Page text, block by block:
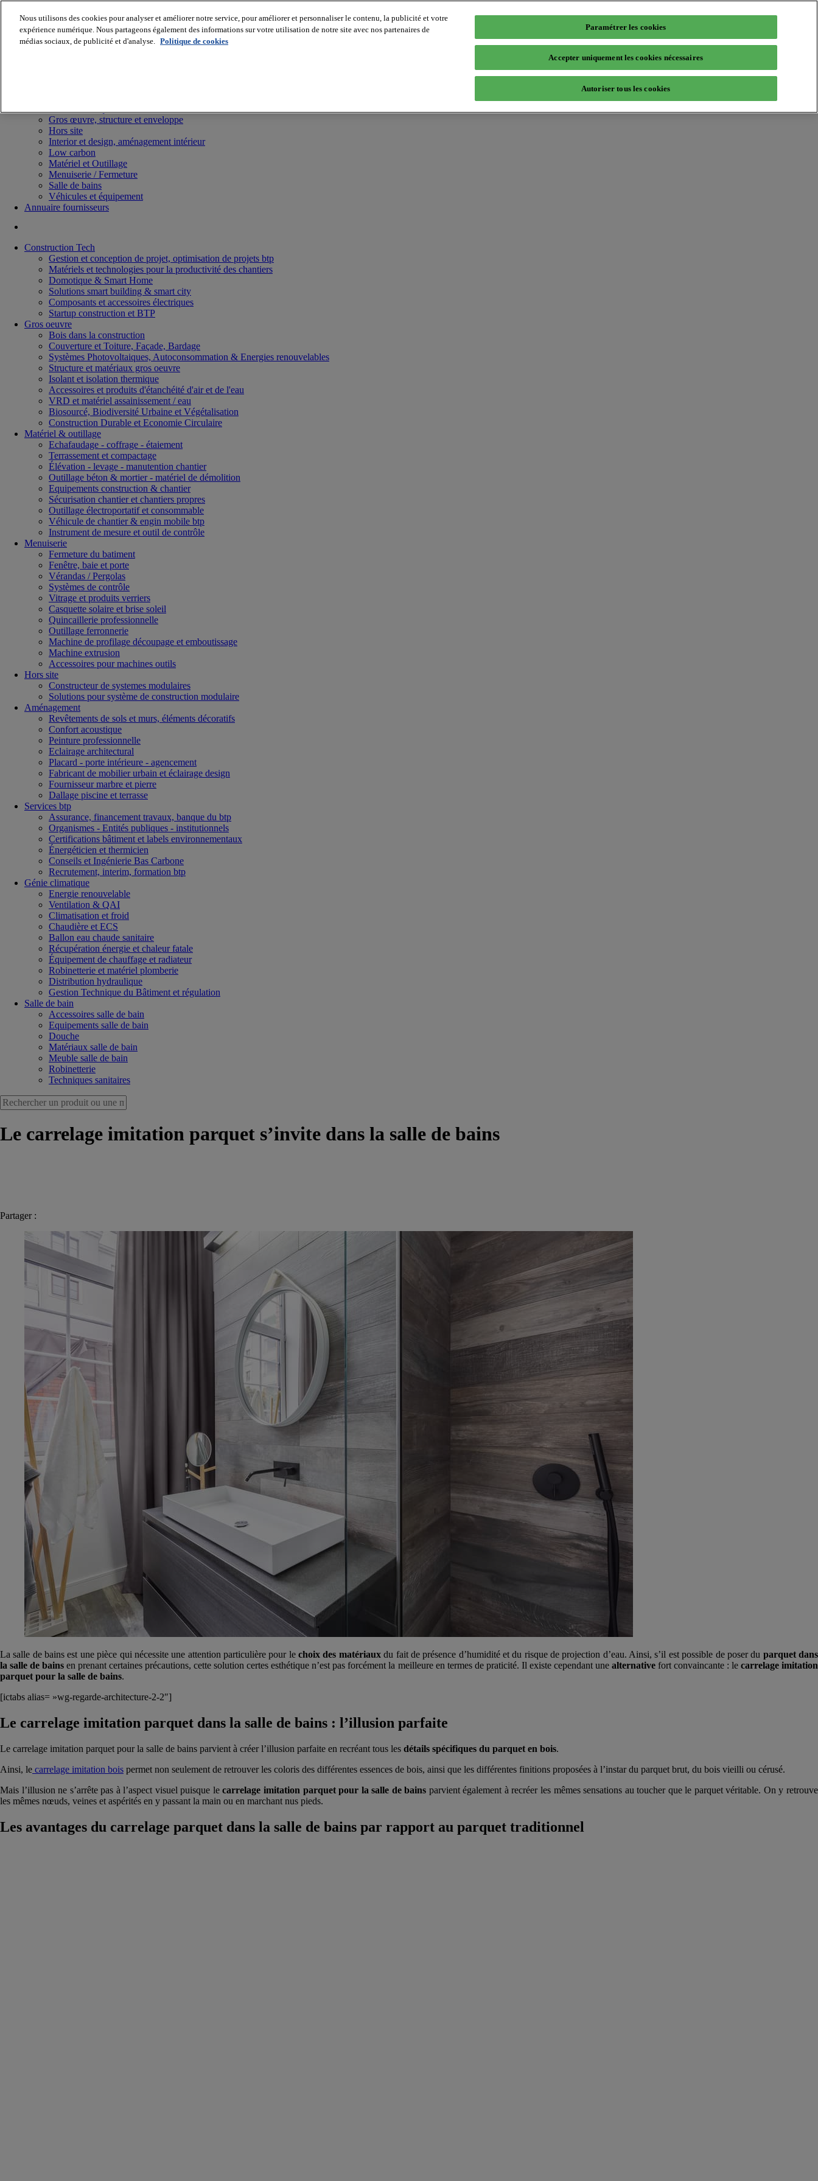
Gros œuvre, structure et enveloppe
Hors site
Interior et design, aménagement intérieur
Low carbon
Matériel et Outillage
Menuiserie / Fermeture
Salle de bains
Véhicules et équipement
Annuaire fournisseurs
Construction Tech
Gestion et conception de projet, optimisation de projets btp
Matériels et technologies pour la productivité des chantiers
Domotique & Smart Home
Solutions smart building & smart city
Composants et accessoires électriques
Startup construction et BTP
Gros oeuvre
Bois dans la construction
Couverture et Toiture, Façade, Bardage
Systèmes Photovoltaiques, Autoconsommation & Energies renouvelables
Structure et matériaux gros oeuvre
Isolant et isolation thermique
Accessoires et produits d'étanchéité d'air et de l'eau
VRD et matériel assainissement / eau
Biosourcé, Biodiversité Urbaine et Végétalisation
Construction Durable et Economie Circulaire
Matériel & outillage
Echafaudage - coffrage - étaiement
Terrassement et compactage
Élévation - levage - manutention chantier
Outillage béton & mortier - matériel de démolition
Equipements construction & chantier
Sécurisation chantier et chantiers propres
Outillage électroportatif et consommable
Véhicule de chantier & engin mobile btp
Instrument de mesure et outil de contrôle
Menuiserie
Fermeture du batiment
Fenêtre, baie et porte
Vérandas / Pergolas
Systèmes de contrôle
Vitrage et produits verriers
Casquette solaire et brise soleil
Quincaillerie professionnelle
Outillage ferronnerie
Machine de profilage découpage et emboutissage
Machine extrusion
Accessoires pour machines outils
Hors site
Constructeur de systemes modulaires
Solutions pour système de construction modulaire
Aménagement
Revêtements de sols et murs, éléments décoratifs
Confort acoustique
Peinture professionnelle
Eclairage architectural
Placard - porte intérieure - agencement
Fabricant de mobilier urbain et éclairage design
Fournisseur marbre et pierre
Dallage piscine et terrasse
Services btp
Assurance, financement travaux, banque du btp
Organismes - Entités publiques - institutionnels
Certifications bâtiment et labels environnementaux
Énergéticien et thermicien
Conseils et Ingénierie Bas Carbone
Recrutement, interim, formation btp
Génie climatique
Energie renouvelable
Ventilation & QAI
Climatisation et froid
Chaudière et ECS
Ballon eau chaude sanitaire
Récupération énergie et chaleur fatale
Équipement de chauffage et radiateur
Robinetterie et matériel plomberie
Distribution hydraulique
Gestion Technique du Bâtiment et régulation
Salle de bain
Accessoires salle de bain
Equipements salle de bain
Douche
Matériaux salle de bain
Meuble salle de bain
Robinetterie
Techniques sanitaires
Le carrelage imitation parquet s’invite dans la salle de bains
Partager :
La salle de bains est une pièce qui nécessite une attention particulière pour lechoix des matériauxdu fait de présence d’humidité et du risque de projection d’eau. Ainsi, s’il est possible de poser du parquet dans
la salle de bains en prenant certaines précautions, cette solution certes esthétique n’est pas forcément la meilleure en termes de praticité. Il existe cependant unealternativefort convaincante : lecarrelage imitation
parquet pour la salle de bains.
[ictabs alias= »wg-regarde-architecture-2-2″]
Le carrelage imitation parquet dans la salle de bains : l’illusion parfaite
Le carrelage imitation parquet pour la salle de bains parvient à créer l’illusion parfaite en recréant tous les détails spécifiques du parquet en bois.
Ainsi, le carrelage imitation bois permet non seulement de retrouver les coloris des différentes essences de bois, ainsi que les différentes finitions proposées à l’instar du parquet brut, du bois vieilli ou cérusé.
Mais l’illusion ne s’arrête pas à l’aspect visuel puisque lecarrelage imitation parquet pour la salle de bains parvient également à recréer les mêmes sensations au toucher que le parquet véritable. On y retrouve
les mêmes nœuds, veines et aspérités en y passant la main ou en marchant nus pieds.
Les avantages du carrelage parquet dans la salle de bains par rapport au parquet traditionnel
Nous utilisons des cookies pour analyser et améliorer notre service, pour améliorer et personnaliser le contenu, la publicité et votre
expérience numérique. Nous partageons également des informations sur votre utilisation de notre site avec nos partenaires de
médias sociaux, de publicité et d'analyse. Politique de cookies
Paramétrer les cookies
Accepter uniquement les cookies nécessaires
Autoriser tous les cookies